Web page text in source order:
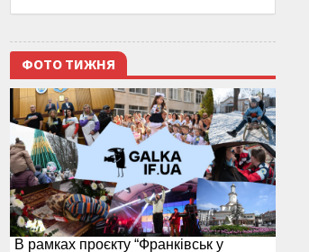
ФОТО ТИЖНЯ
В рамках проєкту “Франківськ у